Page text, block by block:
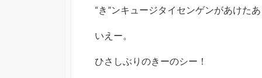
“き”ンキュージタイセンゲンがあけたあ
いえー。
ひさしぶりのきーのシー！